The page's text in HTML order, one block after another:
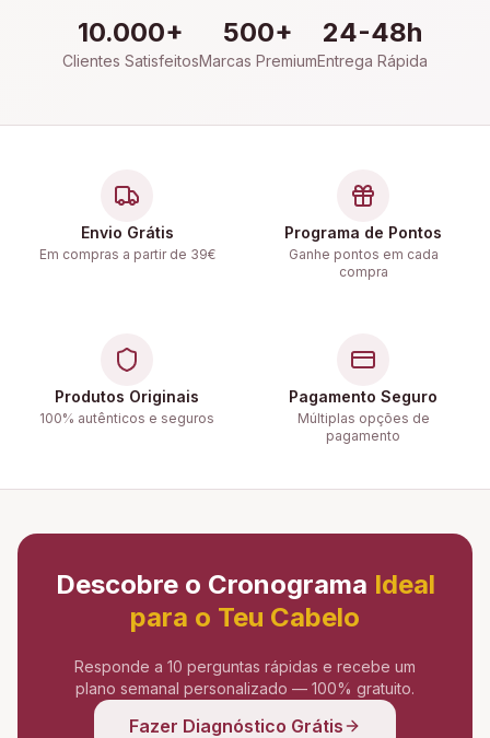
10.000+
Clientes Satisfeitos
500+
Marcas Premium
24-48h
Entrega Rápida
Envio Grátis
Em compras a partir de 39€
Programa de Pontos
Ganhe pontos em cada
compra
Produtos Originais
100% autênticos e seguros
Pagamento Seguro
Múltiplas opções de
pagamento
Descobre o Cronograma Ideal
para o Teu Cabelo
Responde a 10 perguntas rápidas e recebe um
plano semanal personalizado — 100% gratuito.
Fazer Diagnóstico Grátis